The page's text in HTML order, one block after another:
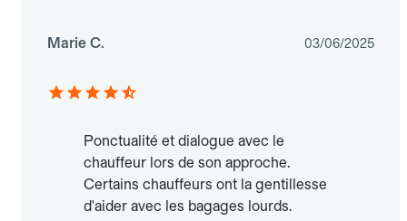
Marie C. 03/06/2025
Ponctualité et dialogue avec le
chauffeur lors de son approche.
Certains chauffeurs ont la gentillesse
d'aider avec les bagages lourds.